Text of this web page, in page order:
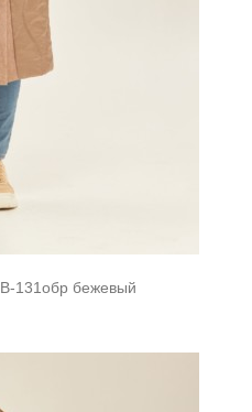
131обр бежевый